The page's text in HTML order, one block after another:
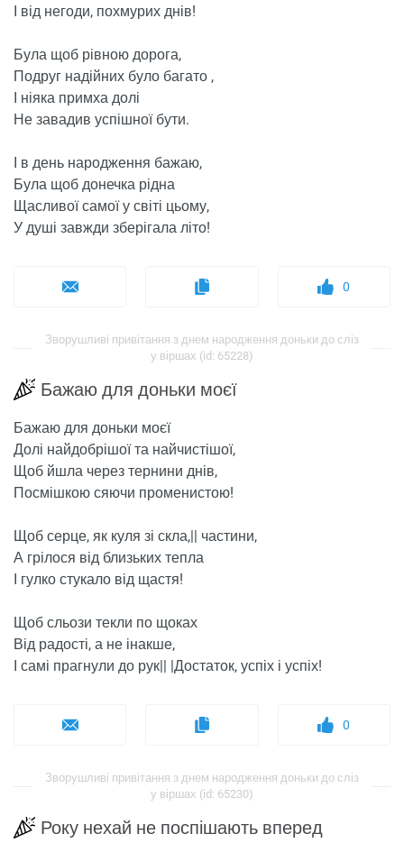
І від негоди, похмурих днів!
Була щоб рівною дорога,
Подруг надійних було багато ,
І ніяка примха долі
Не завадив успішної бути.
І в день народження бажаю,
Була щоб донечка рідна
Щасливої ​​самої у світі цьому,
У душі завжди зберігала літо!
0
Зворушливі привітання з днем ​​народження доньки до сліз
у віршах (id: 65228)
Бажаю для доньки моєї
Бажаю для доньки моєї
Долі найдобрішої та найчистішої,
Щоб йшла через тернини днів,
Посмішкою сяючи променистою!
Щоб серце, як куля зі скла,|| частини,
А грілося від близьких тепла
І гулко стукало від щастя!
Щоб сльози текли по щоках
Від радості, а не інакше,
І самі прагнули до рук|| |Достаток, успіх і успіх!
0
Зворушливі привітання з днем ​​народження доньки до сліз
у віршах (id: 65230)
Року нехай не поспішають вперед